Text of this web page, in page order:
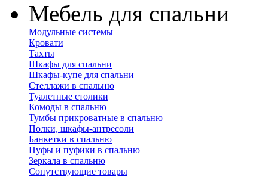
Мебель для спальни
Модульные системы
Кровати
Тахты
Шкафы для спальни
Шкафы-купе для спальни
Стеллажи в спальню
Туалетные столики
Комоды в спальню
Тумбы прикроватные в спальню
Полки, шкафы-антресоли
Банкетки в спальню
Пуфы и пуфики в спальню
Зеркала в спальню
Сопутствующие товары